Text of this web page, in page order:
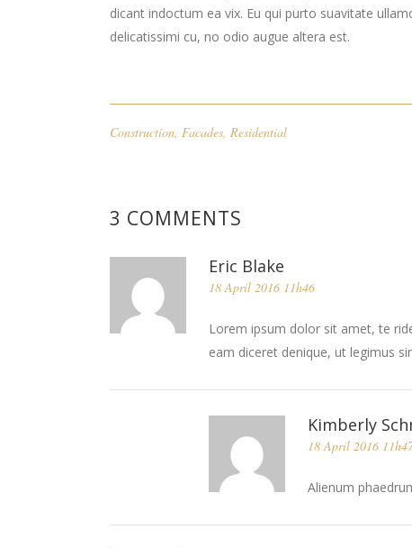
dicant indoctum ea vix. Eu qui purto suavitate
delicatissimi cu, no odio augue altera est.
Construction, Facades, Residential
3 COMMENTS
Eric Blake
18 April 2016 11h46
Lorem ipsum dolor sit amet, te
eam diceret denique, ut legimus
Kimberly
18 April 2016
Alienum